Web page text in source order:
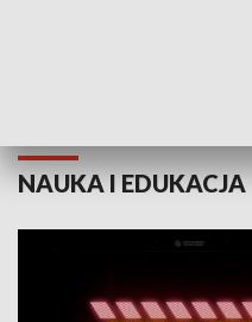
NAUKA I EDUKACJA